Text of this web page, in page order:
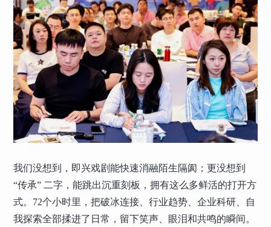
我们没想到，即兴戏剧能快速消融陌生隔阂；更没想到
“传承” 二字，能跳出沉重刻板，拥有这么多鲜活的打开方
式。72个小时里，把破冰连接、行业趋势、企业科研、自
我探索全部揉进了日常，留下笑声、眼泪和共鸣的瞬间。